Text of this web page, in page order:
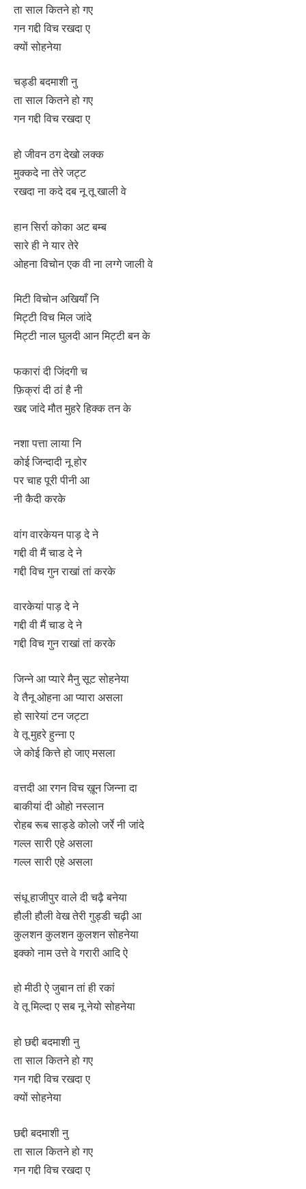
ता साल कितने हो गए
गन गद्दी विच रखदा ए
क्यों सोहनेया
चड्डी बदमाशी नु
ता साल कितने हो गए
गन गद्दी विच रखदा ए
हो जीवन ठग देखो लक्क
मुक्कदे ना तेरे जट्ट
रखदा ना कदे दब नू तू खाली वे
हान सिर्रा कोका अट बम्ब
सारे ही ने यार तेरे
ओहना विचोन एक वी ना लग्गे जाली वे
मिटी विचोन अखियाँ नि
मिट्टी विच मिल जांदे
मिट्टी नाल घुलदी आन मिट्टी बन के
फकारां दी जिंदगी च
फ़िक्रां दी ठां है नी
खद्द जांदे मौत मुहरे हिक्क तन के
नशा पत्ता लाया नि
कोई जिन्दादी नू होर
पर चाह पूरी पीनी आ
नी कैदी करके
वांग वारकेयन पाड़ दे ने
गद्दी वी मैं चाड दे ने
गद्दी विच गुन राखां तां करके
वारकेयां पाड़ दे ने
गद्दी वी मैं चाड दे ने
गद्दी विच गुन राखां तां करके
जिन्ने आ प्यारे मैनु सूट सोहनेया
वे तैनू ओहना आ प्यारा असला
हो सारेयां टन जट्टा
वे तू मुहरे हुन्ना ए
जे कोई कित्ते हो जाए मसला
वत्तदी आ रगन विच ख़ून जिन्ना दा
बाकीयां दी ओहो नस्लान
रोहब रूब साड्डे कोलो जर्रे नी जांदे
गल्ल सारी एहे असला
गल्ल सारी एहे असला
संधू हाजीपुर वाले दी चढ़ै बनेया
हौली हौली वेख तेरी गुड्डी चढ़ी आ
कुलशन कुलशन कुलशन सोहनेया
इक्को नाम उत्ते वे गरारी आदि ऐ
हो मीठी ऐ जुबान तां ही रकां
वे तू मिल्दा ए सब नू नेयो सोहनेया
हो छद्दी बदमाशी नु
ता साल कितने हो गए
गन गद्दी विच रखदा ए
क्यों सोहनेया
छद्दी बदमाशी नु
ता साल कितने हो गए
गन गद्दी विच रखदा ए